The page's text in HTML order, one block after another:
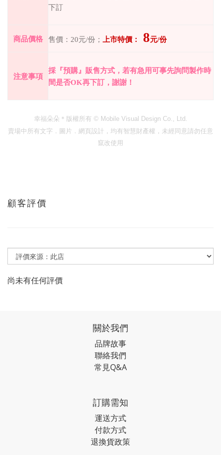
下訂
商品價格 售價： 20元/份； 上市特價： 8元/份
注意事項
採『預購』販售方式，若有急用可事先詢問製作時
間是否OK再下訂，謝謝！
幸福朵朵＊版權所有 © Mobile Visual Design Co., Ltd.
賣場中所有文字．圖片．網頁設計，均有智慧財產權，未經同意請勿任意
竄改使用
顧客評價
尚未有任何評價
關於我們
品牌故事
聯絡我們
常見Q&A
訂購需知
運送方式
付款方式
退換貨政策